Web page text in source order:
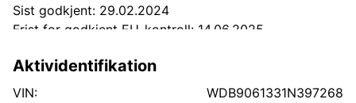
Sist godkjent: 29.02.2024
Frist for godkjent EU-kontroll: 14.06.2025
Aktividentifikation
VIN:
WDB9061331N397268